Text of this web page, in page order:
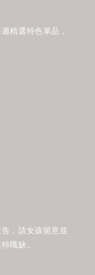
精選特色單品，
，請女孩留意並
職缺。